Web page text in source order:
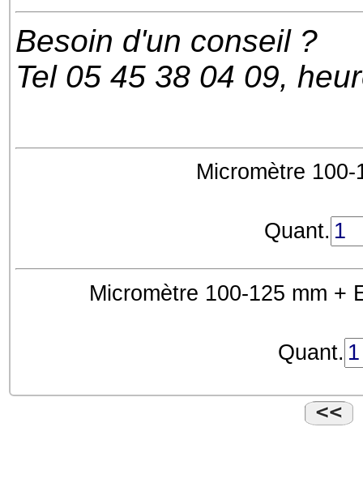
Besoin d'un conseil ?
Tel 05 45 38 04 09,
Micromètre
Quant.
Micromètre 100-125 mm +
Quant.